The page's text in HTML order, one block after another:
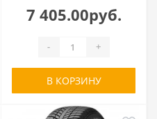
7 405.00руб.
- +
В КОРЗИНУ